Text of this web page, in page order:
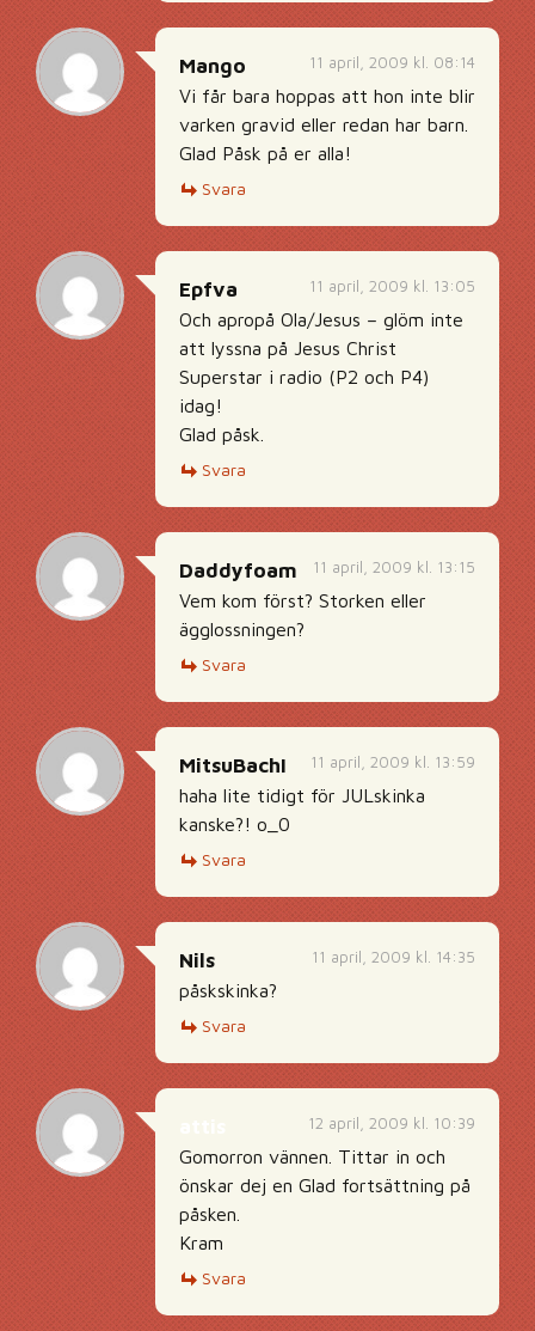
11 april, 2009 kl. 08:14
Mango
Vi får bara hoppas att hon inte blir
varken gravid eller redan har barn.
Glad Påsk på er alla!
Svara
11 april, 2009 kl. 13:05
Epfva
Och apropå Ola/Jesus – glöm inte
att lyssna på Jesus Christ
Superstar i radio (P2 och P4)
idag!
Glad påsk.
Svara
11 april, 2009 kl. 13:15
Daddyfoam
Vem kom först? Storken eller
ägglossningen?
Svara
11 april, 2009 kl. 13:59
MitsuBachI
haha lite tidigt för JULskinka
kanske?! o_0
Svara
11 april, 2009 kl. 14:35
Nils
påskskinka?
Svara
12 april, 2009 kl. 10:39
Gomorron vännen. Tittar in och
önskar dej en Glad fortsättning på
påsken.
Kram
Svara